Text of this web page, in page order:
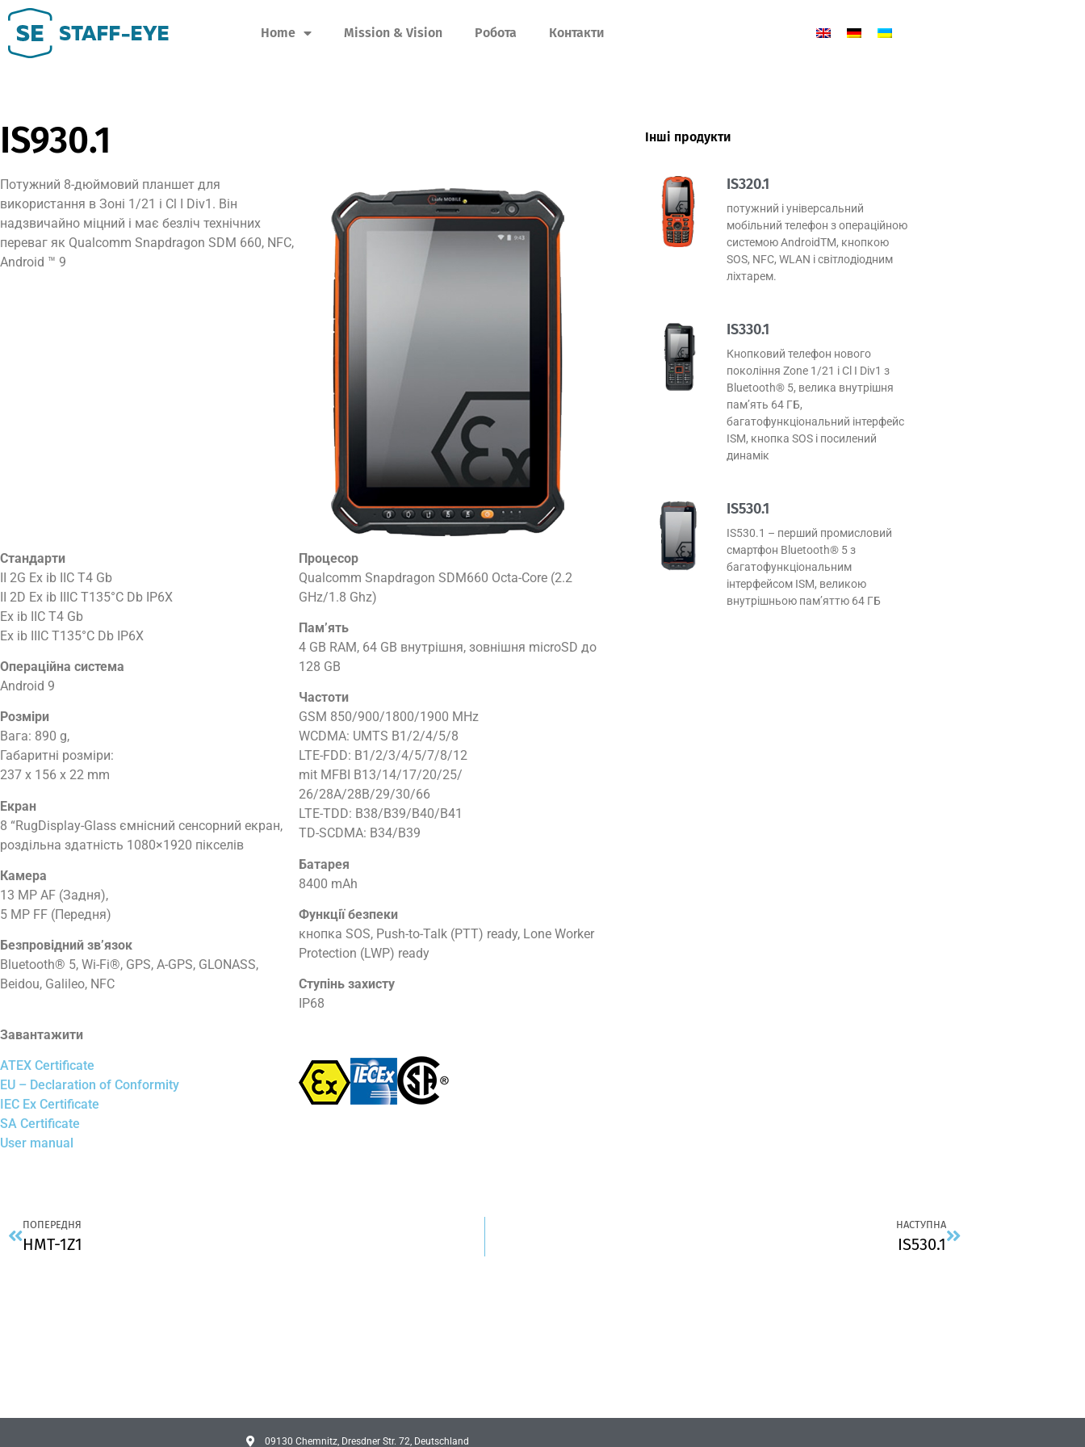
Home Mission & Vision Робота Контакти
IS930.1
Потужний 8-дюймовий планшет для
використання в Зоні 1/21 і Cl I Div1. Він
надзвичайно міцний і має безліч технічних
переваг як Qualcomm Snapdragon SDM 660, NFC,
Android ™ 9
Стандарти
II 2G Ex ib IIC T4 Gb
II 2D Ex ib IIIC T135°C Db IP6X
Ex ib IIC T4 Gb
Ex ib IIIC T135°C Db IP6X
Операційна система
Android 9
Розміри
Вага: 890 g,
Габаритні розміри:
237 x 156 x 22 mm
Екран
8 “RugDisplay-Glass ємнісний сенсорний екран,
роздільна здатність 1080×1920 пікселів
Камера
13 MP AF (Задня),
5 MP FF (Передня)
Безпровідний зв’язок
Bluetooth® 5, Wi-Fi®, GPS, A-GPS, GLONASS,
Beidou, Galileo, NFC
Процесор
Qualcomm Snapdragon SDM660 Octa-Core (2.2
GHz/1.8 Ghz)
Пам’ять
4 GB RAM, 64 GB внутрішня, зовнішня microSD до
128 GB
Частоти
GSM 850/900/1800/1900 MHz
WCDMA: UMTS B1/2/4/5/8
LTE-FDD: B1/2/3/4/5/7/8/12
mit MFBI B13/14/17/20/25/
26/28A/28B/29/30/66
LTE-TDD: B38/B39/B40/B41
TD-SCDMA: B34/B39
Батарея
8400 mAh
Функції безпеки
кнопка SOS, Push-to-Talk (PTT) ready, Lone Worker
Protection (LWP) ready
Ступінь захисту
IP68
Завантажити
ATEX Certificate
EU – Declaration of Conformity
IEC Ex Certificate
SA Certificate
User manual
Інші продукти
IS320.1
потужний і універсальний
мобільний телефон з операційною
системою AndroidTM, кнопкою
SOS, NFC, WLAN і світлодіодним
ліхтарем.
IS330.1
Кнопковий телефон нового
покоління Zone 1/21 і Cl I Div1 з
Bluetooth® 5, велика внутрішня
пам’ять 64 ГБ,
багатофункціональний інтерфейс
ISM, кнопка SOS і посилений
динамік
IS530.1
IS530.1 – перший промисловий
смартфон Bluetooth® 5 з
багатофункціональним
інтерфейсом ISM, великою
внутрішньою пам’яттю 64 ГБ
ПОПЕРЕДНЯ
HMT-1Z1
НАСТУПНА
IS530.1
09130 Chemnitz, Dresdner Str. 72, Deutschland